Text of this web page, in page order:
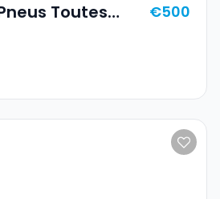
Toutes
R18 100Y
€500